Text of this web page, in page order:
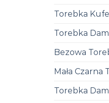
Torebka
Torebka
Bezowa
Mała Czarna
Torebka